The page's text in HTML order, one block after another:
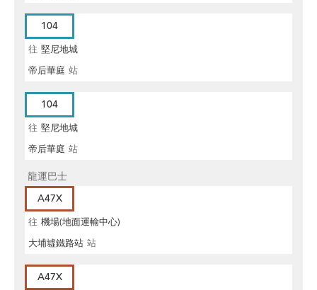
104
往 堅尼地城
帝后華庭 站
104
往 堅尼地城
帝后華庭 站
龍運巴士
A47X
往 機場(地面運輸中心)
大埔墟鐵路站 站
A47X